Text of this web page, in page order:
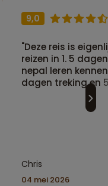
9,0
"Deze reis is
reizen in 1. 5 dagen
nepal leren
dagen treking en
dagen redelijk
nepal beter leren
Chris
04 mei 2026